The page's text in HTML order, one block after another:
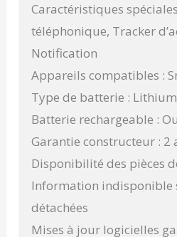
Caractéristiques
téléphonique, Tracker
Notification
Appareils compatibles :
Type de batterie :
Batterie rechargeable :
Garantie constructeur : 2
Disponibilité des pièces
Information indisponible
détachées
Mises à jour logicielles